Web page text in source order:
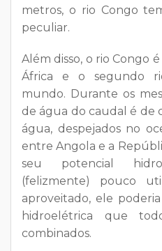
metros, o rio Congo
peculiar.
Além disso, o rio Congo
África e o segundo
mundo. Durante os
de água do caudal é de
água, despejados no
entre Angola e a
seu potencial
(felizmente) pouco
aproveitado, ele
hidroelétrica que
combinados.